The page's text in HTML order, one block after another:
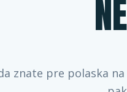
znate pre polaska